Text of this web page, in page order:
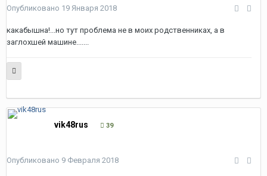
Опубликовано 19 Января 2018
какабышна!...но тут проблема не в моих родственниках, а в
заглохшей машине.......
vik48rus 39
Опубликовано 9 Февраля 2018